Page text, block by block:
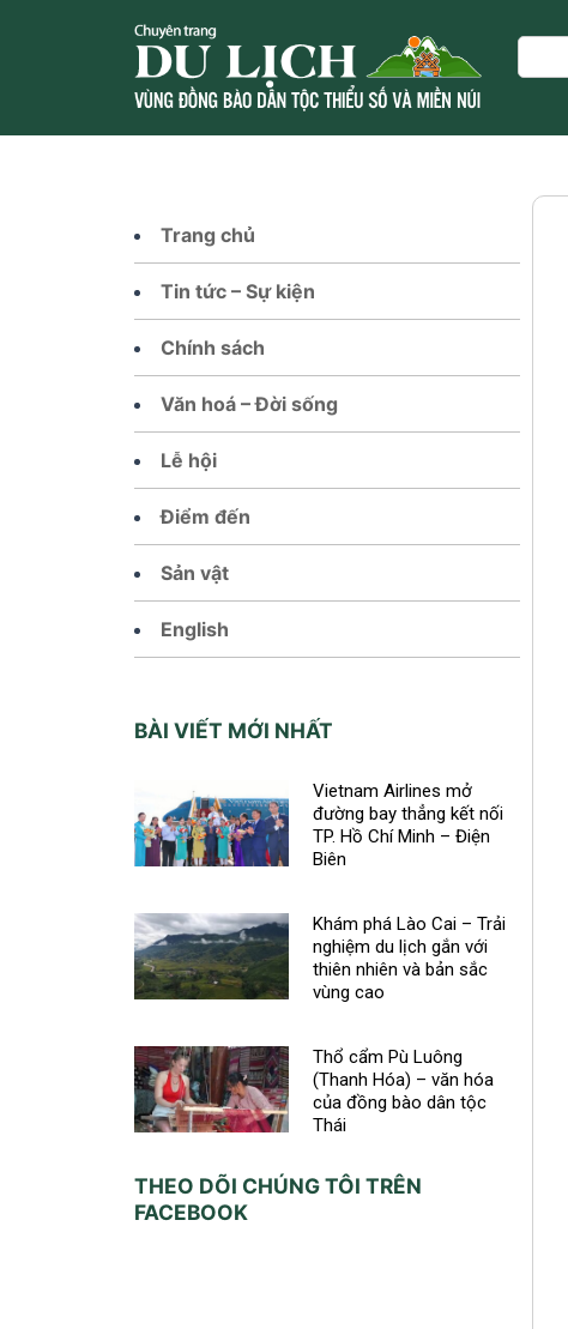
Search
Trang chủ
Tin tức – Sự kiện
Chính sách
Văn hoá – Đời sống
Lễ hội
Điểm đến
Sản vật
English
BÀI VIẾT MỚI NHẤT
Vietnam Airlines mở
đường bay thẳng kết nối
TP. Hồ Chí Minh – Điện
Biên
Khám phá Lào Cai – Trải
nghiệm du lịch gắn với
thiên nhiên và bản sắc
vùng cao
Thổ cẩm Pù Luông
(Thanh Hóa) – văn hóa
của đồng bào dân tộc
Thái
THEO DÕI CHÚNG TÔI TRÊN
FACEBOOK